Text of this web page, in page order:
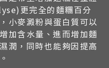
更完全的麵糰百分
小麥澱粉與蛋白質可以
加含水量、進而增加麵
潤，同時也能夠因提高